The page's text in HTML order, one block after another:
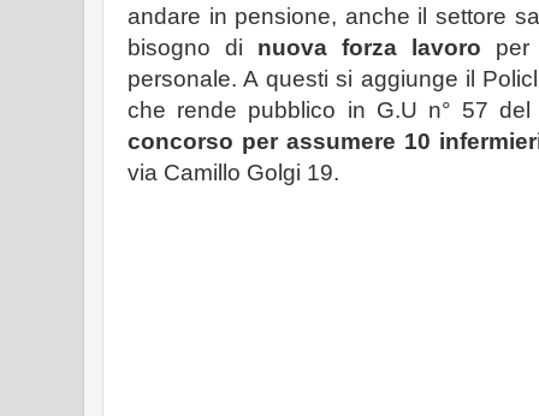
andare in pensione, anche il settore
bisogno di nuova forza lavoro per
personale. A questi si aggiunge il
che rende pubblico in G.U n° 57
concorso per assumere 10
via Camillo Golgi 19.